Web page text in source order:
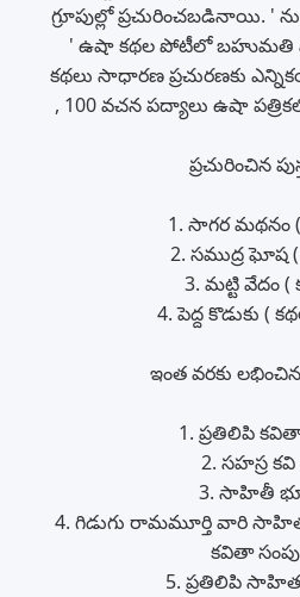
గ్రూపుల్లో ప్రచురించబడినాయి. '
' ఉషా కథల పోటీలో బహుమతి
కథలు సాధారణ ప్రచురణకు
, 100 వచన పద్యాలు ఉషా
ప్రచురించిన
1. సాగర మథనం (
2. సముద్ర ఘోష (
3. మట్టి వేదం (
4. పెద్ద కొడుకు (
ఇంత వరకు లభించిన
1. ప్రతిలిపి కవితా
2. సహస్ర కవి
3. సాహితీ
4. గిడుగు రామమూర్తి వారి
కవితా
5. ప్రతిలిపి